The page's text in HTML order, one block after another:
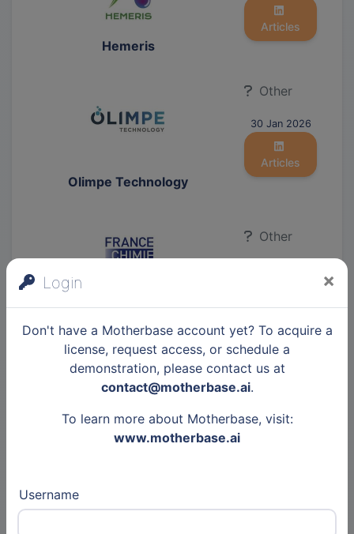
Login ×
Don't have a Motherbase account yet? To acquire a
license, request access, or schedule a
demonstration, please contact us at
contact@motherbase.ai.
To learn more about Motherbase, visit:
www.motherbase.ai
Username
Hemeris
Articles
Olimpe Technology
Other
30 Jan 2026
Articles
Aquitaine
Other
Articles
Last news
Show all articles
Agrolandes